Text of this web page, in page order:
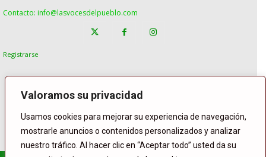
Valoramos su privacidad
Usamos cookies para mejorar su experiencia de navegación,
mostrarle anuncios o contenidos personalizados y analizar
nuestro tráfico. Al hacer clic en “Aceptar todo” usted da su
Contacto: info@lasvocesdelpueblo.com
Registrarse